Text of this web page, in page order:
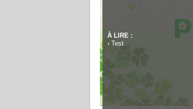
À LIRE :
› Test